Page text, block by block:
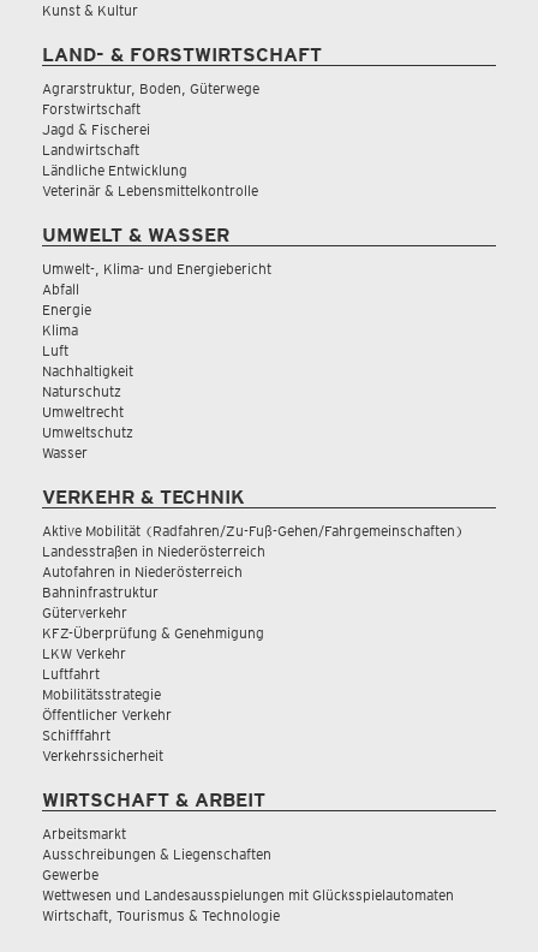
Kunst & Kultur
LAND- & FORSTWIRTSCHAFT
Agrarstruktur, Boden, Güterwege
Forstwirtschaft
Jagd & Fischerei
Landwirtschaft
Ländliche Entwicklung
Veterinär & Lebensmittelkontrolle
UMWELT & WASSER
Umwelt-, Klima- und Energiebericht
Abfall
Energie
Klima
Luft
Nachhaltigkeit
Naturschutz
Umweltrecht
Umweltschutz
Wasser
VERKEHR & TECHNIK
Aktive Mobilität (Radfahren/Zu-Fuß-Gehen/Fahrgemeinschaften)
Landesstraßen in Niederösterreich
Autofahren in Niederösterreich
Bahninfrastruktur
Güterverkehr
KFZ-Überprüfung & Genehmigung
LKW Verkehr
Luftfahrt
Mobilitätsstrategie
Öffentlicher Verkehr
Schifffahrt
Verkehrssicherheit
WIRTSCHAFT & ARBEIT
Arbeitsmarkt
Ausschreibungen & Liegenschaften
Gewerbe
Wettwesen und Landesausspielungen mit Glücksspielautomaten
Wirtschaft, Tourismus & Technologie